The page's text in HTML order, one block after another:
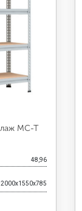
МС-Т
48,96
2000x1550x785